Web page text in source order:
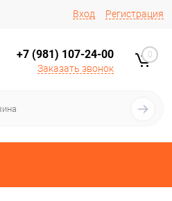
Вход Регистрация
+7 (981) 107-24-00
Заказать звонок
0